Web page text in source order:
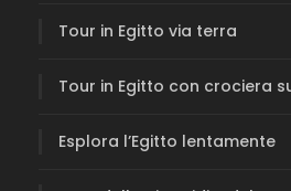
Tour in Egitto via terra
Tour in Egitto con crociera
Esplora l’Egitto lentamente